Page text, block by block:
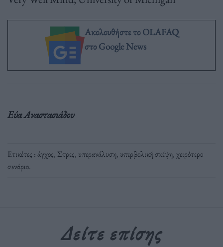
Ακολουθήστε το OLAFAQ
στο Google News
Εύα Αναστασιάδου
Ετικέτες :άγχος, Στρες,υπερανάλυση,υπερβολική σκέψη,χειρότερο
σενάριο.
Δείτε επίσης